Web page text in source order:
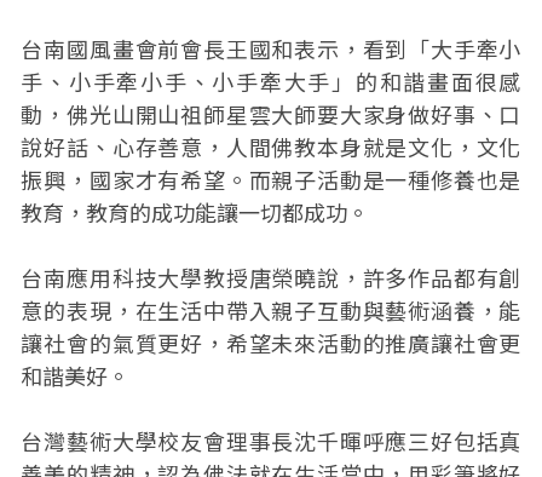
台南國風畫會前會長王國和表示，看到「大手牽小
手、小手牽小手、小手牽大手」的和諧畫面很感
動，佛光山開山祖師星雲大師要大家身做好事、口
說好話、心存善意，人間佛教本身就是文化，文化
振興，國家才有希望。而親子活動是一種修養也是
教育，教育的成功能讓一切都成功。
台南應用科技大學教授唐榮曉說，許多作品都有創
意的表現，在生活中帶入親子互動與藝術涵養，能
讓社會的氣質更好，希望未來活動的推廣讓社會更
和諧美好。
台灣藝術大學校友會理事長沈千暉呼應三好包括真